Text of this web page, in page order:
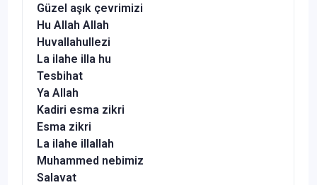
Güzel aşık çevrimizi
Hu Allah Allah
Huvallahullezi
La ilahe illa hu
Tesbihat
Ya Allah
Kadiri esma zikri
Esma zikri
La ilahe illallah
Muhammed nebimiz
Salavat